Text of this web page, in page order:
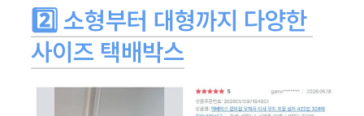
2️⃣ 소형부터 대형까지 다양한
사이즈 택배박스